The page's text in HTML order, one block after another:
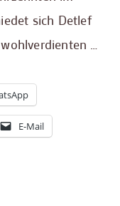
sich Detlef
…
E-Mail